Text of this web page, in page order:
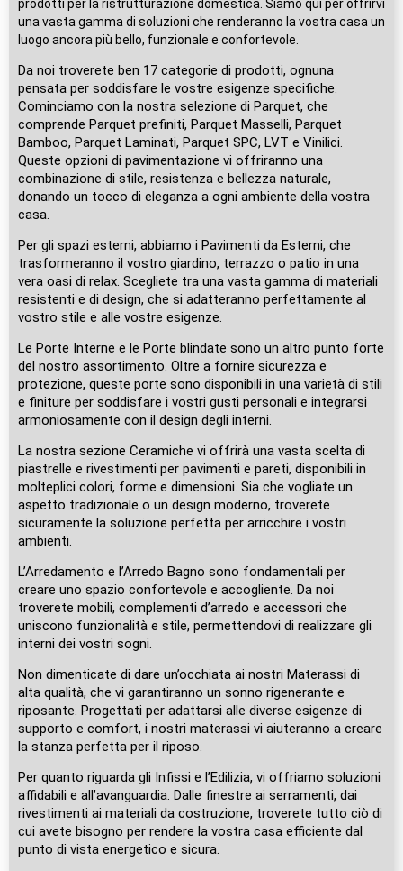
prodotti per la ristrutturazione domestica. Siamo qui per offrirvi
una vasta gamma di soluzioni che renderanno la vostra casa un
luogo ancora più bello, funzionale e confortevole.
Da noi troverete ben 17 categorie di prodotti, ognuna
pensata per soddisfare le vostre esigenze specifiche.
Cominciamo con la nostra selezione di Parquet, che
comprende Parquet prefiniti, Parquet Masselli, Parquet
Bamboo, Parquet Laminati, Parquet SPC, LVT e Vinilici.
Queste opzioni di pavimentazione vi offriranno una
combinazione di stile, resistenza e bellezza naturale,
donando un tocco di eleganza a ogni ambiente della vostra
casa.
Per gli spazi esterni, abbiamo i Pavimenti da Esterni, che
trasformeranno il vostro giardino, terrazzo o patio in una
vera oasi di relax. Scegliete tra una vasta gamma di materiali
resistenti e di design, che si adatteranno perfettamente al
vostro stile e alle vostre esigenze.
Le Porte Interne e le Porte blindate sono un altro punto forte
del nostro assortimento. Oltre a fornire sicurezza e
protezione, queste porte sono disponibili in una varietà di stili
e finiture per soddisfare i vostri gusti personali e integrarsi
armoniosamente con il design degli interni.
La nostra sezione Ceramiche vi offrirà una vasta scelta di
piastrelle e rivestimenti per pavimenti e pareti, disponibili in
molteplici colori, forme e dimensioni. Sia che vogliate un
aspetto tradizionale o un design moderno, troverete
sicuramente la soluzione perfetta per arricchire i vostri
ambienti.
L’Arredamento e l’Arredo Bagno sono fondamentali per
creare uno spazio confortevole e accogliente. Da noi
troverete mobili, complementi d’arredo e accessori che
uniscono funzionalità e stile, permettendovi di realizzare gli
interni dei vostri sogni.
Non dimenticate di dare un’occhiata ai nostri Materassi di
alta qualità, che vi garantiranno un sonno rigenerante e
riposante. Progettati per adattarsi alle diverse esigenze di
supporto e comfort, i nostri materassi vi aiuteranno a creare
la stanza perfetta per il riposo.
Per quanto riguarda gli Infissi e l’Edilizia, vi offriamo soluzioni
affidabili e all’avanguardia. Dalle finestre ai serramenti, dai
rivestimenti ai materiali da costruzione, troverete tutto ciò di
cui avete bisogno per rendere la vostra casa efficiente dal
punto di vista energetico e sicura.